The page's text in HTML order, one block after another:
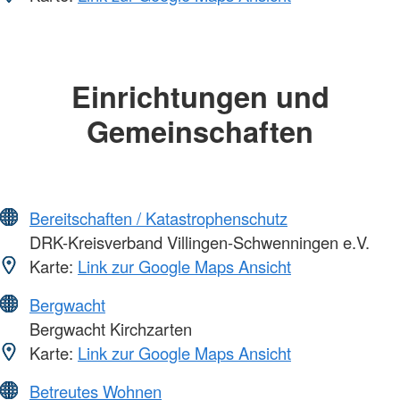
Einrichtungen und
Gemeinschaften
Bereitschaften / Katastrophenschutz
DRK-Kreisverband Villingen-Schwenningen e.V.
Karte: Link zur Google Maps Ansicht
Bergwacht
Bergwacht Kirchzarten
Karte: Link zur Google Maps Ansicht
Betreutes Wohnen